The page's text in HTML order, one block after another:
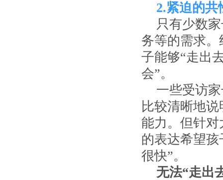
2.紧迫的共
只有少数
务等的需求
子能够“走出
会”。
一些受访
比较清晰地
能力。但针
的表达希望孩
很快”。
无法“走出